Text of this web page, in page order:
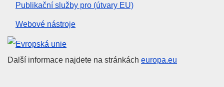
Publikační služby pro (útvary EU)
Webové nástroje
Evropská unie
Další informace najdete na stránkách europa.eu